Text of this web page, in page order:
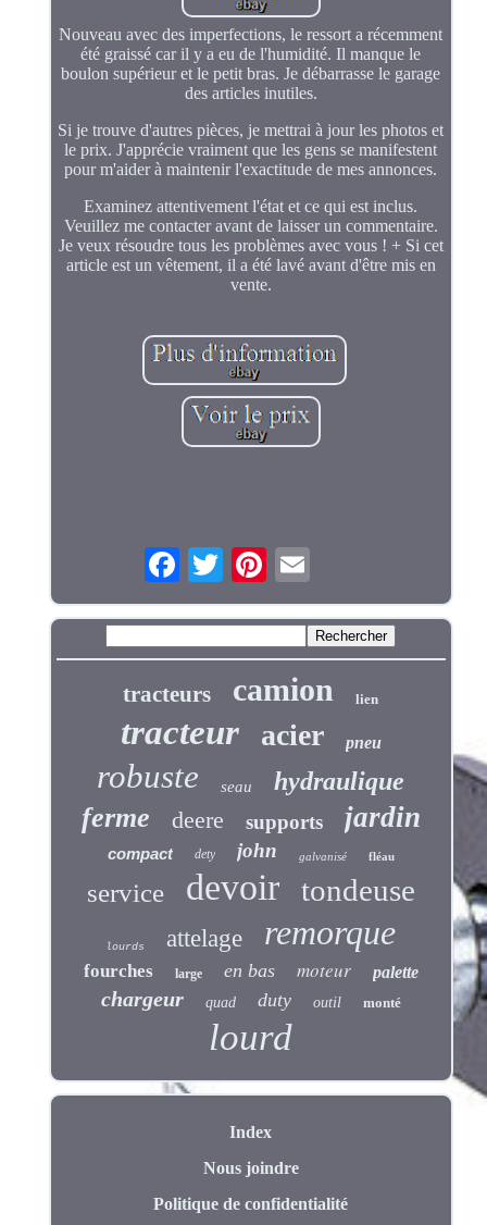
Nouveau avec des imperfections, le ressort a récemment
été graissé car il y a eu de l'humidité. Il manque le
boulon supérieur et le petit bras. Je débarrasse le garage
des articles inutiles.
Si je trouve d'autres pièces, je mettrai à jour les photos et
le prix. J'apprécie vraiment que les gens se manifestent
pour m'aider à maintenir l'exactitude de mes annonces.
Examinez attentivement l'état et ce qui est inclus.
Veuillez me contacter avant de laisser un commentaire.
Je veux résoudre tous les problèmes avec vous ! + Si cet
article est un vêtement, il a été lavé avant d'être mis en
vente.
tracteurs camion lien
tracteur acier pneu
robuste seau hydraulique
ferme deere supports jardin
compact dety john galvanisé fléau
service devoir tondeuse
lourds attelage remorque
fourches large en bas moteur palette
chargeur quad duty outil monté
lourd
Index
Nous joindre
Politique de confidentialité